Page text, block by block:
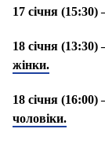
17 січня
18 січня (13:30)
жінки.
18 січня
чоловіки.